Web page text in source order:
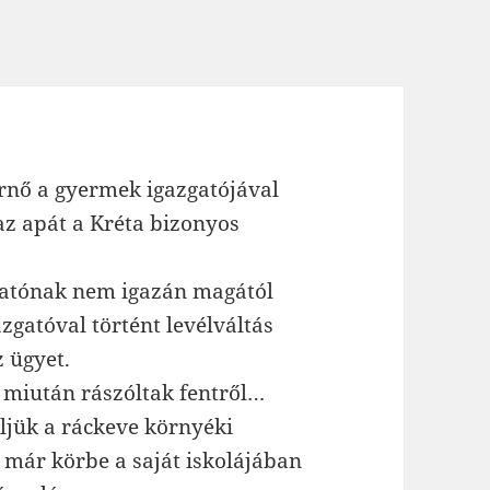
a gyermek igazgatójával
apát a Kréta bizonyos
nem igazán magától
történt levélváltás
ügyet.
miután rászóltak fentről…
a ráckeve környéki
körbe a saját iskolájában